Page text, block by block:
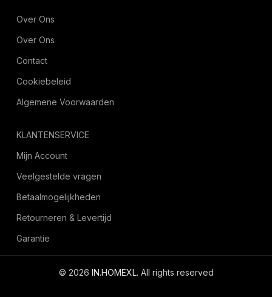
Over Ons
Over Ons
Contact
Cookiebeleid
Algemene Voorwaarden
KLANTENSERVICE
Mijn Account
Veelgestelde vragen
Betaalmogelijkheden
Retourneren & Levertijd
Garantie
© 2026 IN.HOMEXL. All rights reserved